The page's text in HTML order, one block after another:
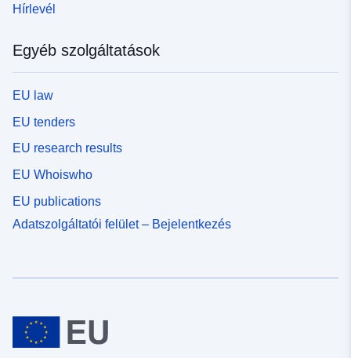
Hírlevél
Egyéb szolgáltatások
EU law
EU tenders
EU research results
EU Whoiswho
EU publications
Adatszolgáltatói felület – Bejelentkezés